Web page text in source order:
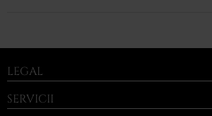
LEGAL
SERVICII